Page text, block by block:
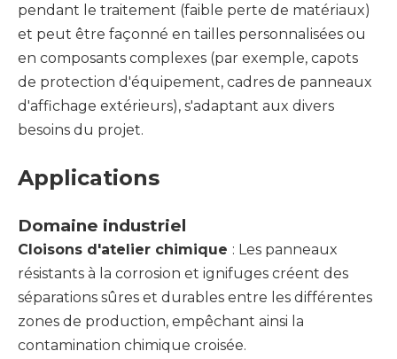
pendant le traitement (faible perte de matériaux)
et peut être façonné en tailles personnalisées ou
en composants complexes (par exemple, capots
de protection d'équipement, cadres de panneaux
d'affichage extérieurs), s'adaptant aux divers
besoins du projet.
Applications
Domaine industriel
Cloisons d'atelier chimique : Les panneaux
résistants à la corrosion et ignifuges créent des
séparations sûres et durables entre les différentes
zones de production, empêchant ainsi la
contamination chimique croisée.